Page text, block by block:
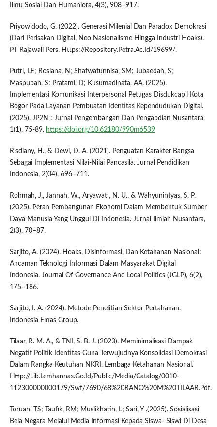
Ilmu Sosial Dan Humaniora, 4(3), 908–917.
Priyowidodo, G. (2022). Generasi Milenial Dan Paradox Demokrasi
(Dari Perisakan Digital, Neo Nasionalisme Hingga Industri Hoaks).
PT Rajawali Pers. Https://Repository.Petra.Ac.Id/19699/.
Putri, LE; Rosiana, N; Shafwatunnisa, SM; Jubaedah, S;
Maspupah, S; Pratami, D; Kusumadinata, AA. (2025).
Implementasi Komunikasi Interpersonal Petugas Disdukcapil Kota
Bogor Pada Layanan Pembuatan Identitas Kependudukan Digital.
(2025). JP2N : Jurnal Pengembangan Dan Pengabdian Nusantara,
1(1), 75-89. https://doi.org/10.62180/990m6539
Risdiany, H., & Dewi, D. A. (2021). Penguatan Karakter Bangsa
Sebagai Implementasi Nilai-Nilai Pancasila. Jurnal Pendidikan
Indonesia, 2(04), 696–711.
Rohmah, J., Jannah, W., Aryawati, N. U., & Wahyunintyas, S. P.
(2025). Peran Pembangunan Ekonomi Dalam Membentuk Sumber
Daya Manusia Yang Unggul Di Indonesia. Jurnal Ilmiah Nusantara,
2(3), 70–87.
Sarjito, A. (2024). Hoaks, Disinformasi, Dan Ketahanan Nasional:
Ancaman Teknologi Informasi Dalam Masyarakat Digital
Indonesia. Journal Of Governance And Local Politics (JGLP), 6(2),
175–186.
Sarjito, I. A. (2024). Metode Penelitian Sektor Pertahanan.
Indonesia Emas Group.
Tilaar, R. M. A., & TNI, S. B. J. (2023). Meminimalisasi Dampak
Negatif Politik Identitas Guna Terwujudnya Konsolidasi Demokrasi
Dalam Rangka Keutuhan NKRI. Lembaga Ketahanan Nasional.
Http://Lib.Lemhannas.Go.Id/Public/Media/Catalog/0010-
112300000000179/Swf/7690/68%20RANO%20M%20TILAAR.Pdf.
Toruan, TS; Taufik, RM; Muslikhatin, L; Sari, Y .(2025). Sosialisasi
Bela Negara Melalui Media Informasi Kepada Siswa- Siswi Di Desa